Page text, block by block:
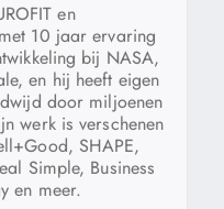
en
10 jaar ervaring
bij NASA,
en hij heeft eigen
door miljoenen
werk is verschenen
SHAPE,
Simple, Business
en meer.